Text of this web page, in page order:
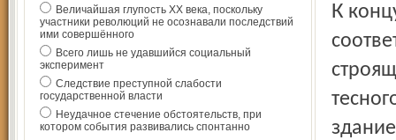
Величайшая глупость ХХ века, поскольку
участники революций не осознавали последствий
ими совершённого
Всего лишь не удавшийся социальный
эксперимент
Следствие преступной слабости
государственной власти
Неудачное стечение обстоятельств, при
котором события развивались спонтанно
К концу сентября котлован был готов. Его очертания точно